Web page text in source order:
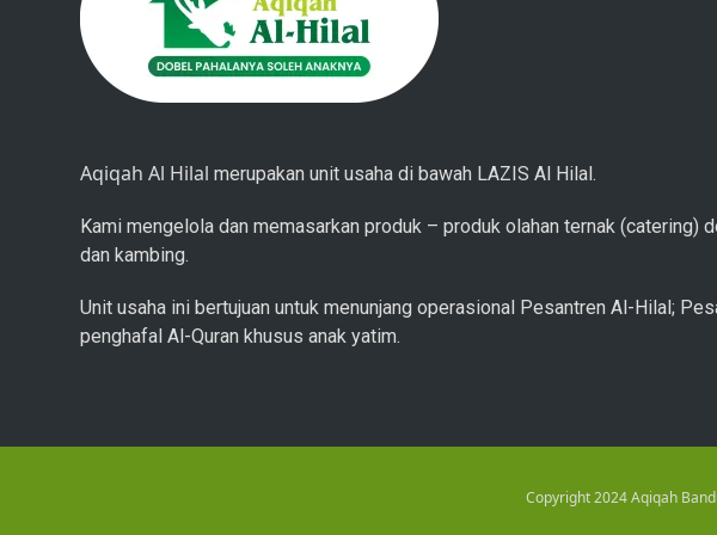
Aqiqah Al Hilal merupakan unit usaha di bawah LAZIS Al Hilal.
Kami mengelola dan memasarkan produk – produk olahan ternak (catering)
dan kambing.
Unit usaha ini bertujuan untuk menunjang operasional Pesantren Al-Hilal;
penghafal Al-Quran khusus anak yatim.
Copyright 2024 Aqiqah